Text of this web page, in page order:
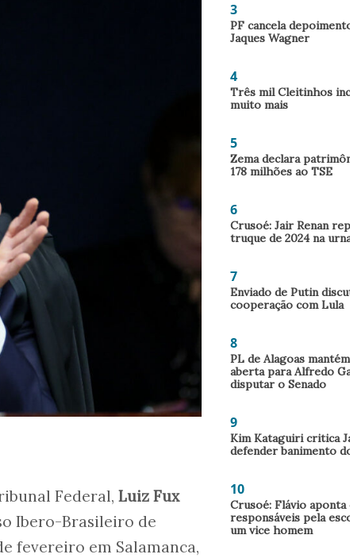
Federal, Luiz Fux
Ibero-Brasileiro de
fevereiro em Salamanca,
3
PF cancela
Jaques Wagner
4
Três mil Cleitinhos
muito mais
5
Zema declara
178 milhões ao TSE
6
Crusoé: Jair Renan
truque de 2024 na
7
Enviado de Putin
cooperação com Lula
8
PL de Alagoas
aberta para Alfredo
disputar o Senado
9
Kim Kataguiri critica
defender banimento
10
Crusoé: Flávio aponta
responsáveis pela
um vice homem